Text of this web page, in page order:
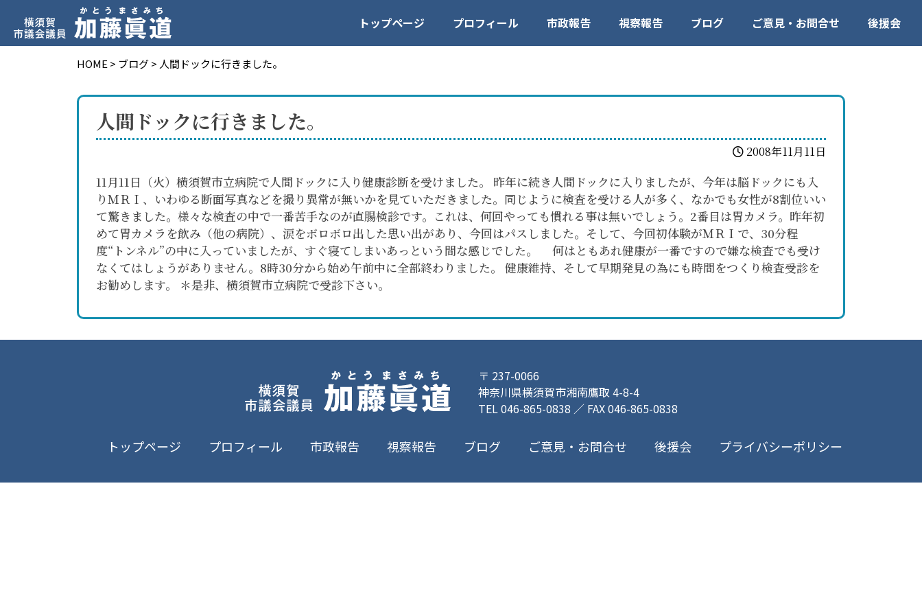
トップページ プロフィール 市政報告 視察報告 ブログ ご意見・お問合せ 後援会
HOME > ブログ> 人間ドックに行きました。
人間ドックに行きました。
2008年11月11日
11月11日（火）横須賀市立病院で人間ドックに入り健康診断を受けました。 昨年に続き人間ドックに入りましたが、今年は脳ドックにも入
りＭＲＩ、いわゆる断面写真などを撮り異常が無いかを見ていただきました。同じように検査を受ける人が多く、なかでも女性が8割位いい
て驚きました。様々な検査の中で一番苦手なのが直腸検診です。これは、何回やっても慣れる事は無いでしょう。2番目は胃カメラ。昨年初
めて胃カメラを飲み（他の病院）、涙をボロボロ出した思い出があり、今回はパスしました。そして、今回初体験がＭＲＩで、30分程
度“トンネル”の中に入っていましたが、すぐ寝てしまいあっという間な感じでした。 何はともあれ健康が一番ですので嫌な検査でも受け
なくてはしょうがありません。8時30分から始め午前中に全部終わりました。 健康維持、そして早期発見の為にも時間をつくり検査受診を
お勧めします。 ＊是非、横須賀市立病院で受診下さい。
〒 237-0066
神奈川県横須賀市湘南鷹取 4-8-4
TEL 046-865-0838 ／ FAX 046-865-0838
トップページ プロフィール 市政報告 視察報告 ブログ ご意見・お問合せ 後援会 プライバシーポリシー